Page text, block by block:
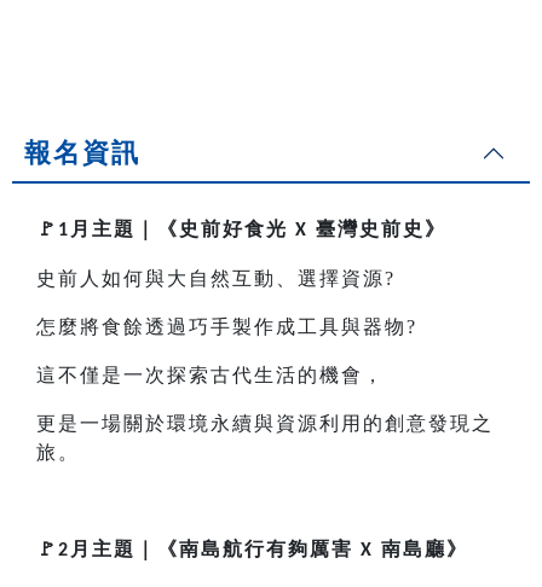
報名資訊
🚩 1 月主題｜ 《史前好食光 X 臺灣史前史》
史前人如何與大自然互動、選擇資源?
怎麼將食餘透過巧手製作成工具與器物?
這不僅是一次探索古代生活的機會，
更是一場關於環境永續與資源利用的創意發現之
旅。
🚩 2 月主題｜ 《南島航行有夠厲害 X 南島廳》